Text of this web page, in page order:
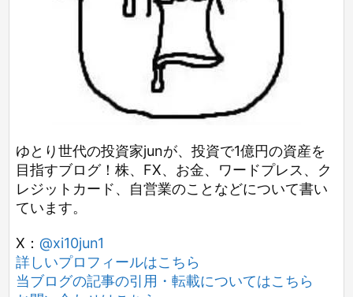
ゆとり世代の投資家junが、投資で1億円の資産を
目指すブログ！株、FX、お金、ワードプレス、ク
レジットカード、自営業のことなどについて書い
ています。
X： @xi10jun1
詳しいプロフィールはこちら
当ブログの記事の引用・転載についてはこちら